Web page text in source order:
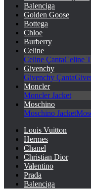
Balenciga
Golden Goose
Bottega
Chloe
Burberry
Celine
Celine ÇantaCeline
Givenchy
Givenchy Çanta
Moncler
Moncler Jacket
Moschino
Moschino Jacket
Louis Vuitton
Hermes
Chanel
Christian Dior
Valentino
Prada
Balenciga